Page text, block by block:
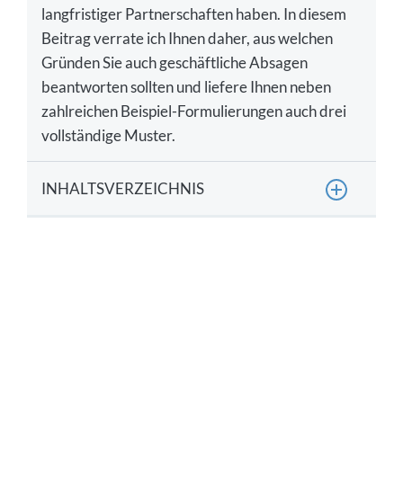
langfristiger Partnerschaften haben. In diesem
Beitrag verrate ich Ihnen daher, aus welchen
Gründen Sie auch geschäftliche Absagen
beantworten sollten und liefere Ihnen neben
zahlreichen Beispiel-Formulierungen auch drei
vollständige Muster.
INHALTSVERZEICHNIS